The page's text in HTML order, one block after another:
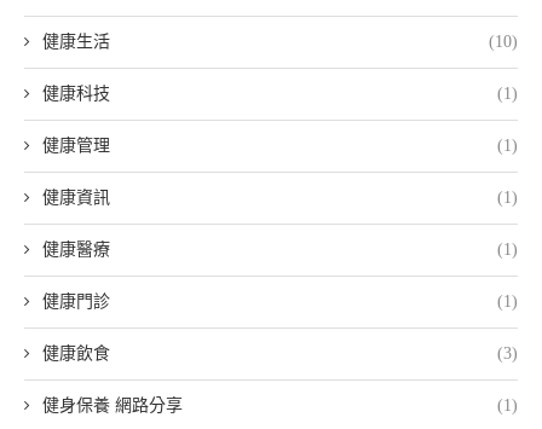
健康生活 (10)
健康科技 (1)
健康管理 (1)
健康資訊 (1)
健康醫療 (1)
健康門診 (1)
健康飲食 (3)
健身保養 網路分享 (1)